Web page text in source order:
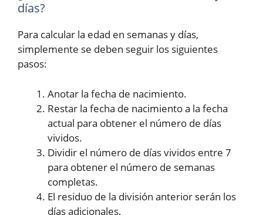
días?
Para calcular la edad en semanas y días,
simplemente se deben seguir los siguientes
pasos:
Anotar la fecha de nacimiento.
Restar la fecha de nacimiento a la fecha
actual para obtener el número de días
vividos.
Dividir el número de días vividos entre 7
para obtener el número de semanas
completas.
El residuo de la división anterior serán los
días adicionales.